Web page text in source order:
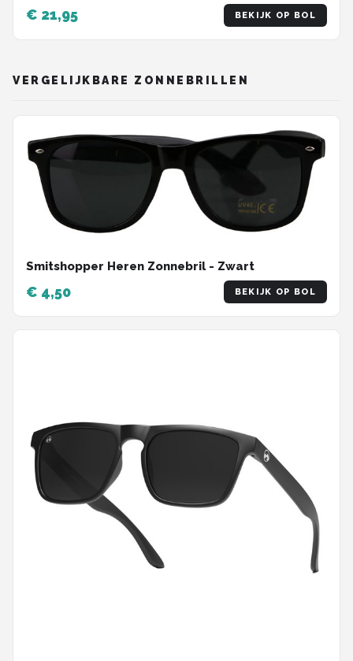
Brilletje Sixties Seventies Carnaval
€ 21,95 BEKIJK OP BOL
VERGELIJKBARE ZONNEBRILLEN
Smitshopper Heren Zonnebril - Zwart
€ 4,50 BEKIJK OP BOL